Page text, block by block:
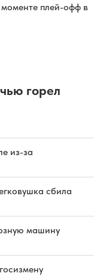
плей-офф в
горел
из-за
сбила
машину